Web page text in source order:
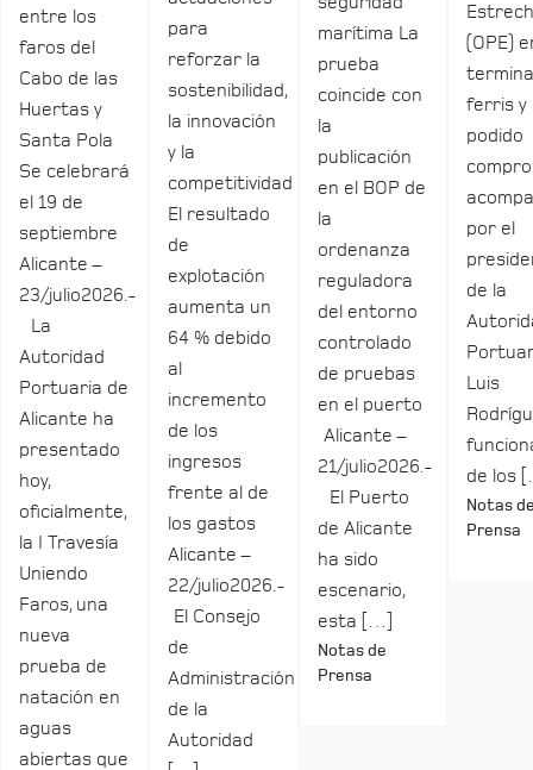
entre los
faros del
Cabo de las
Huertas y
Santa Pola
Se celebrará
el 19 de
septiembre
Alicante –
23/julio2026.-
La
Autoridad
Portuaria de
Alicante ha
presentado
hoy,
oficialmente,
la I Travesía
Uniendo
Faros, una
nueva
prueba de
natación en
aguas
abiertas que
para
reforzar la
sostenibilidad,
la innovación
y la
competitividad
El resultado
de
explotación
aumenta un
64 % debido
al
incremento
de los
ingresos
frente al de
los gastos
Alicante –
22/julio2026.-
El Consejo
de
Administración
de la
Autoridad
marítima La
prueba
coincide con
la
publicación
en el BOP de
la
ordenanza
reguladora
del entorno
controlado
de pruebas
en el puerto
Alicante –
21/julio2026.-
El Puerto
de Alicante
ha sido
escenario,
esta […]
Notas de
Prensa
(OPE)
ferris y
podido
por el
de la
Luis
de los
Notas
Prensa